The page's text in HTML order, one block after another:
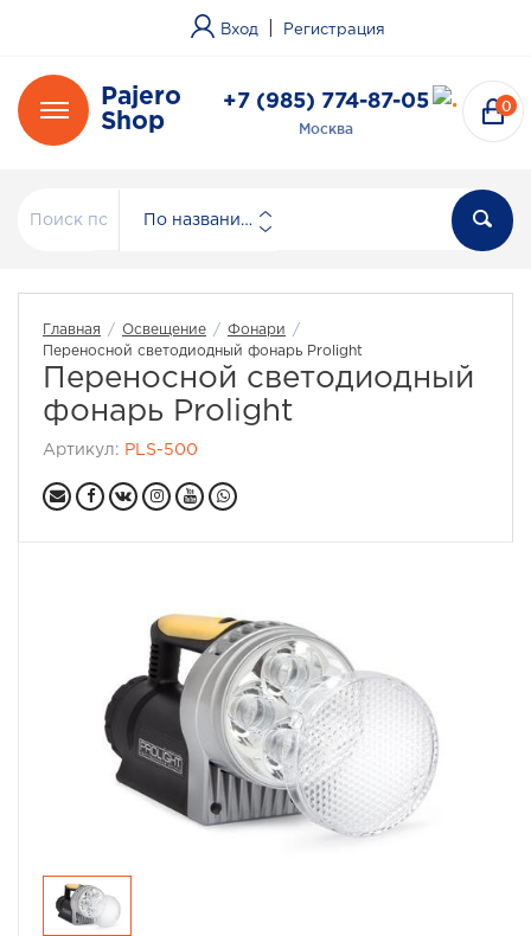
Вход Регистрация
Pajero
Shop
+7 (985) 774-87-05
Москва
0
По названию
Главная / Освещение / Фонари
/
Переносной светодиодный фонарь Prolight
Переносной светодиодный
фонарь Prolight
Артикул: PLS-500